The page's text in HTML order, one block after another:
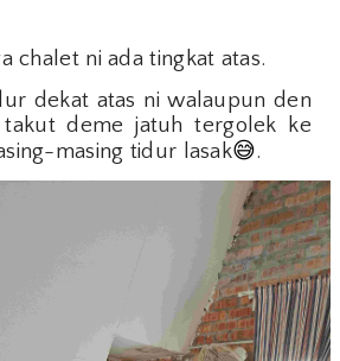
chalet ni ada tingkat atas.
dekat atas ni walaupun den
deme jatuh tergolek ke
masing tidur lasak😅.